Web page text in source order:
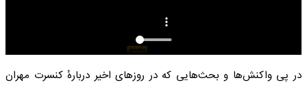
در پی واکنش‌ها و بحث‌هایی که در روزهای اخیر دربارهٔ کنسرت مهران